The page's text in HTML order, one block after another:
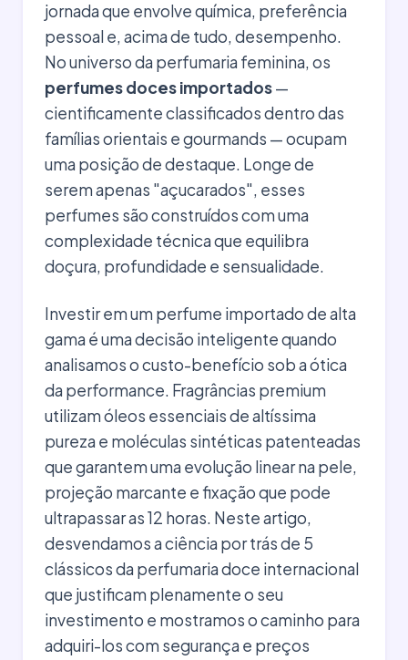
jornada que envolve química, preferência
pessoal e, acima de tudo, desempenho.
No universo da perfumaria feminina, os
perfumes doces importados—
cientificamente classificados dentro das
famílias orientais e gourmands — ocupam
uma posição de destaque. Longe de
serem apenas "açucarados", esses
perfumes são construídos com uma
complexidade técnica que equilibra
doçura, profundidade e sensualidade.
Investir em um perfume importado de alta
gama é uma decisão inteligente quando
analisamos o custo-benefício sob a ótica
da performance. Fragrâncias premium
utilizam óleos essenciais de altíssima
pureza e moléculas sintéticas patenteadas
que garantem uma evolução linear na pele,
projeção marcante e fixação que pode
ultrapassar as 12 horas. Neste artigo,
desvendamos a ciência por trás de 5
clássicos da perfumaria doce internacional
que justificam plenamente o seu
investimento e mostramos o caminho para
adquiri-los com segurança e preços